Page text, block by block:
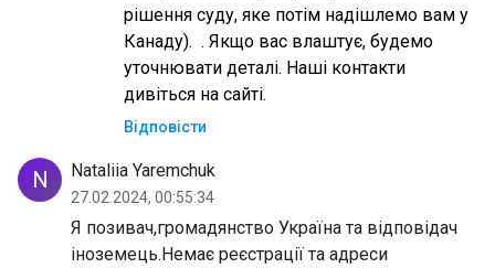
рішення суду, яке потім надішлемо вам у
Канаду). . Якщо вас влаштує, будемо
уточнювати деталі. Наші контакти
дивіться на сайті.
Відповісти
N Nataliia Yaremchuk
27.02.2024, 00:55:34
Я позивач,громадянство Україна та відповідач
іноземець.Немає реєстрації та адреси